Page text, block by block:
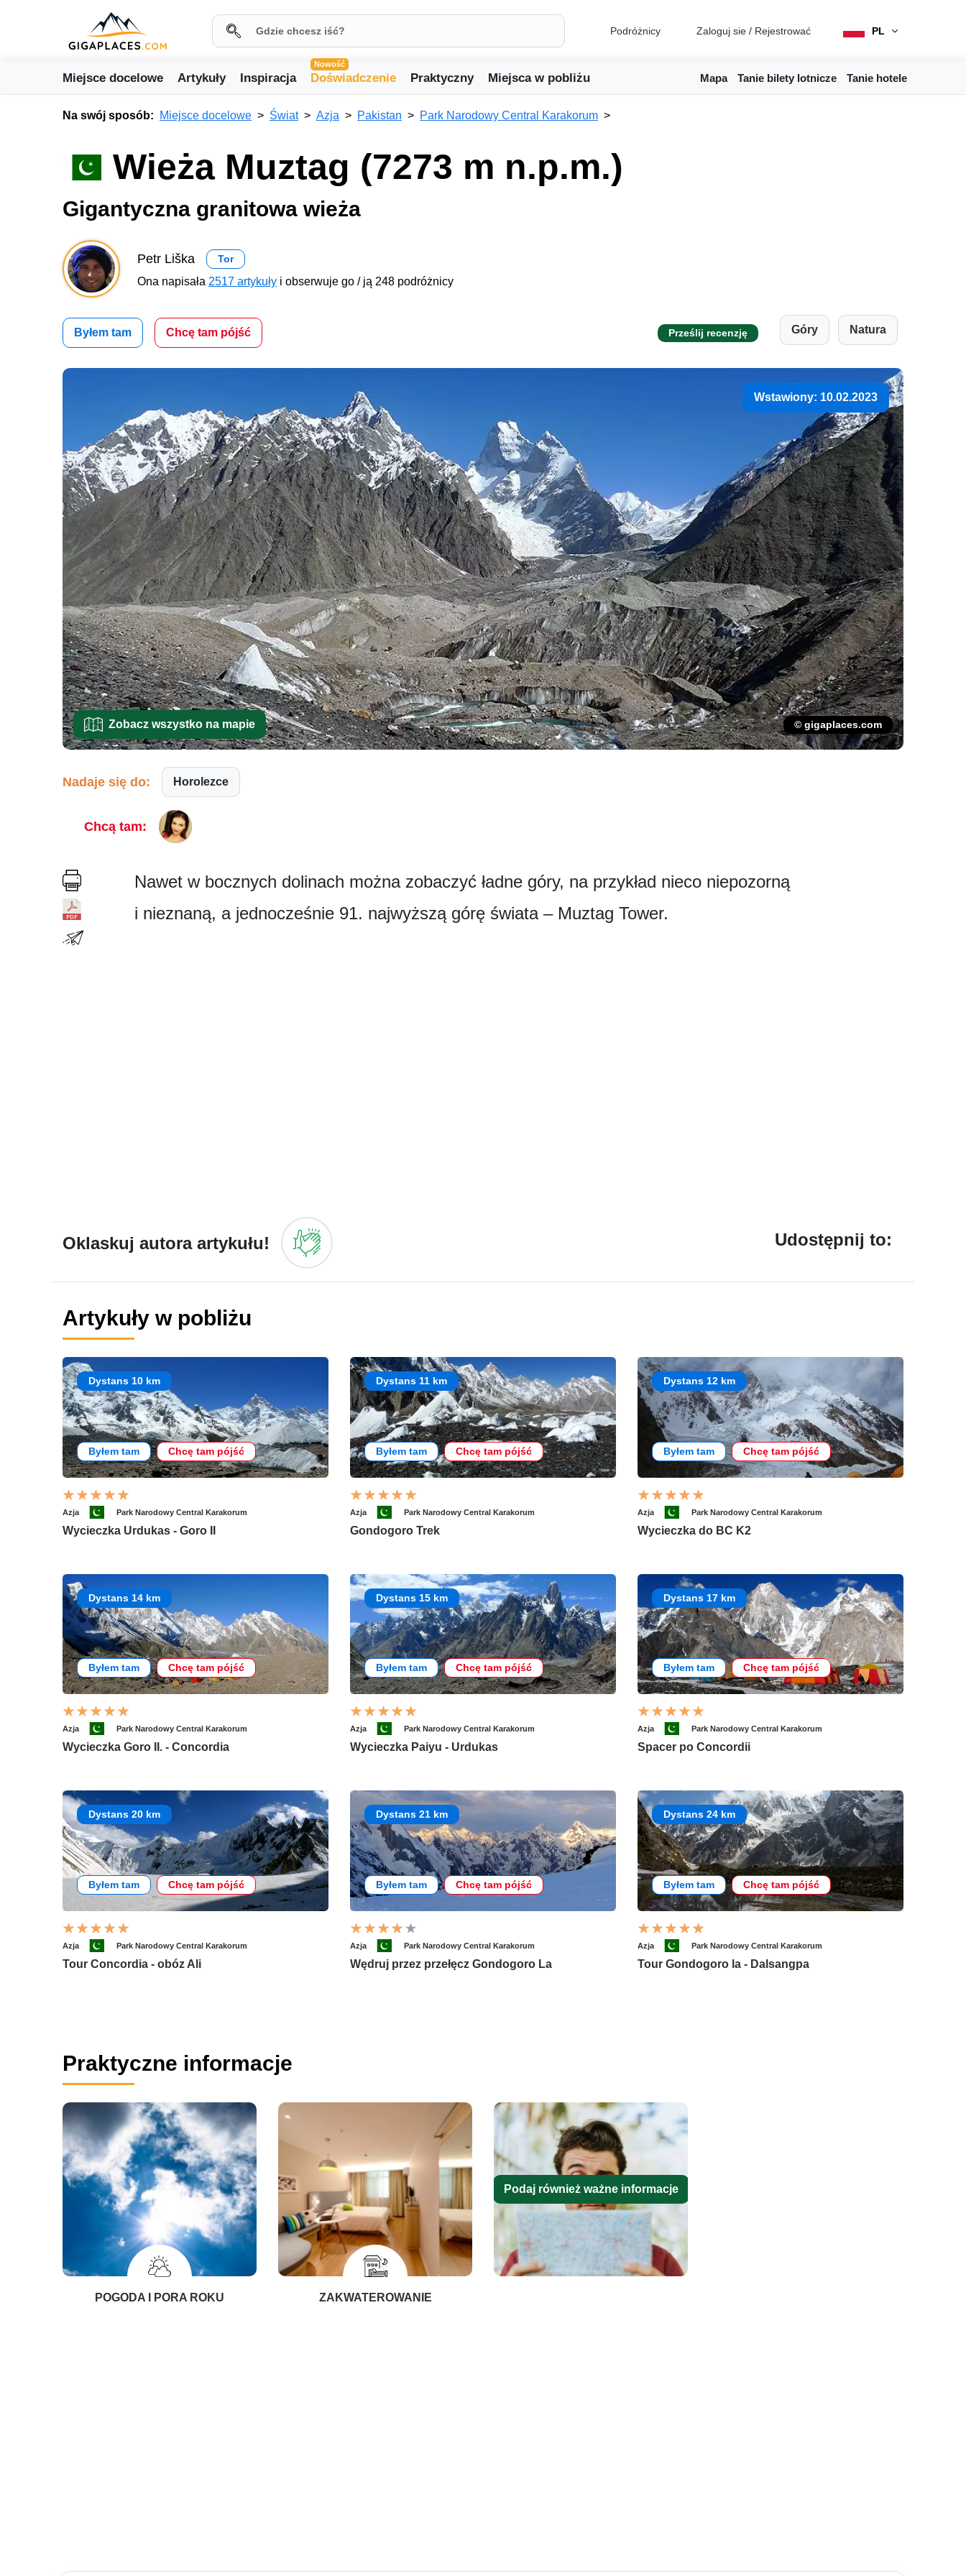
Podróżnicy Zaloguj sie / Rejestrować PL
Miejsce docelowe Artykuły Inspiracja
Nowość
Doświadczenie Praktyczny Miejsca w pobliżu Mapa Tanie bilety lotnicze Tanie hotele
Na swój sposób: Miejsce docelowe Świat Azja Pakistan Park Narodowy Central Karakorum
Wieża Muztag (7273 m n.p.m.)
Gigantyczna granitowa wieża
Petr Liška Tor
Ona napisała 2517 artykuły i obserwuje go / ją 248 podróżnicy
Byłem tam Chcę tam pójść Prześlij recenzję Góry Natura
Wstawiony: 10.02.2023
Zobacz wszystko na mapie © gigaplaces.com
Nadaje się do: Horolezce
Chcą tam:
Nawet w bocznych dolinach można zobaczyć ładne góry, na przykład nieco niepozorną
i nieznaną, a jednocześnie 91. najwyższą górę świata – Muztag Tower.
Oklaskuj autora artykułu! Udostępnij to:
Artykuły w pobliżu
Dystans 10 km
Byłem tam Chcę tam pójść
Azja Park Narodowy Central Karakorum
Wycieczka Urdukas - Goro II
Dystans 11 km
Byłem tam Chcę tam pójść
Azja Park Narodowy Central Karakorum
Gondogoro Trek
Dystans 12 km
Byłem tam Chcę tam pójść
Azja Park Narodowy Central Karakorum
Wycieczka do BC K2
Dystans 14 km
Byłem tam Chcę tam pójść
Azja Park Narodowy Central Karakorum
Wycieczka Goro II. - Concordia
Dystans 15 km
Byłem tam Chcę tam pójść
Azja Park Narodowy Central Karakorum
Wycieczka Paiyu - Urdukas
Dystans 17 km
Byłem tam Chcę tam pójść
Azja Park Narodowy Central Karakorum
Spacer po Concordii
Dystans 20 km
Byłem tam Chcę tam pójść
Azja Park Narodowy Central Karakorum
Tour Concordia - obóz Ali
Dystans 21 km
Byłem tam Chcę tam pójść
Azja Park Narodowy Central Karakorum
Wędruj przez przełęcz Gondogoro La
Dystans 24 km
Byłem tam Chcę tam pójść
Azja Park Narodowy Central Karakorum
Tour Gondogoro la - Dalsangpa
Praktyczne informacje
POGODA I PORA ROKU ZAKWATEROWANIE
Podaj również ważne informacje